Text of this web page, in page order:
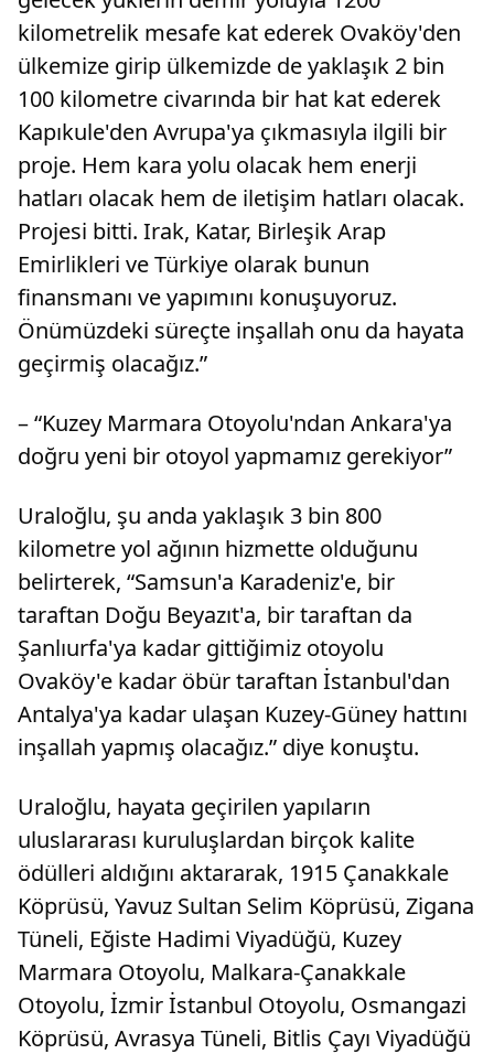
kilometrelik mesafe kat ederek Ovaköy'den
ülkemize girip ülkemizde de yaklaşık 2 bin
100 kilometre civarında bir hat kat ederek
Kapıkule'den Avrupa'ya çıkmasıyla ilgili bir
proje. Hem kara yolu olacak hem enerji
hatları olacak hem de iletişim hatları olacak.
Projesi bitti. Irak, Katar, Birleşik Arap
Emirlikleri ve Türkiye olarak bunun
finansmanı ve yapımını konuşuyoruz.
Önümüzdeki süreçte inşallah onu da hayata
geçirmiş olacağız.”
– “Kuzey Marmara Otoyolu'ndan Ankara'ya
doğru yeni bir otoyol yapmamız gerekiyor”
Uraloğlu, şu anda yaklaşık 3 bin 800
kilometre yol ağının hizmette olduğunu
belirterek, “Samsun'a Karadeniz'e, bir
taraftan Doğu Beyazıt'a, bir taraftan da
Şanlıurfa'ya kadar gittiğimiz otoyolu
Ovaköy'e kadar öbür taraftan İstanbul'dan
Antalya'ya kadar ulaşan Kuzey-Güney hattını
inşallah yapmış olacağız.” diye konuştu.
Uraloğlu, hayata geçirilen yapıların
uluslararası kuruluşlardan birçok kalite
ödülleri aldığını aktararak, 1915 Çanakkale
Köprüsü, Yavuz Sultan Selim Köprüsü, Zigana
Tüneli, Eğiste Hadimi Viyadüğü, Kuzey
Marmara Otoyolu, Malkara-Çanakkale
Otoyolu, İzmir İstanbul Otoyolu, Osmangazi
Köprüsü, Avrasya Tüneli, Bitlis Çayı Viyadüğü